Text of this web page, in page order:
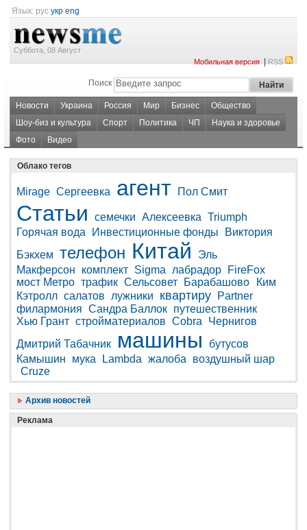
Язык: рус укр eng
Суббота, 08 Август
Мобильная версия|RSS
Поиск
Новости Украина Россия Мир Бизнес
Общество
Шоу-биз и культура
Спорт Политика ЧП
Наука и здоровье
Фото
Видео
Облако тегов
Mirage Сергеевка агент Пол Смит
Статьи семечки Алексеевка Triumph
Горячая вода
Инвестиционные фонды
Виктория
Бэкхем телефон Китай
Эль
Макферсон
комплект Sigma лабрадор
FireFox
мост Метро трафик Сельсовет Барабашово
Ким
Кэтролл салатов лужники квартиру
Partner
филармония Сандра Баллок путешественник
Хью Грант стройматериалов Cobra
Чернигов
Дмитрий Табачник
машины
бутусов
Камышин
мука Lambda жалоба
воздушный шар
Cruze
Архив новостей
Реклама